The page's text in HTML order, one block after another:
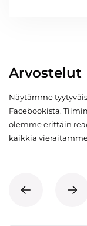
Arvostelut
Näytämme
Facebookista.
olemme erittäin
kaikkia